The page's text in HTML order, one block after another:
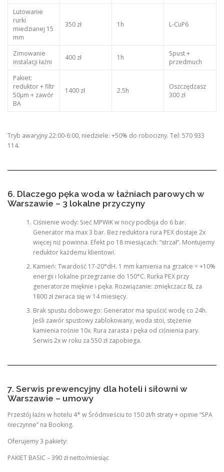
Lutowanie
rurki
miedzianej 15
mm
350 zł 1h L-CuP6
Zimowanie
instalacji łaźni
400 zł 1h
Spust +
przedmuch
Pakiet:
reduktor + filtr
50μm + zawór
BA
1400 zł 2.5h
Oszczędzasz
300 zł
Tryb awaryjny 22:00-6:00, niedziele: +50% do robocizny. Tel: 570 933
114.
6. Dlaczego pęka woda w łaźniach parowych w
Warszawie – 3 lokalne przyczyny
Ciśnienie wody: Sieć MPWiK w nocy podbija do 6 bar.
Generator ma max 3 bar. Bez reduktora rura PEX dostaje 2x
więcej niż powinna. Efekt po 18 miesiącach: “strzał”. Montujemy
reduktor każdemu klientowi.
Kamień: Twardość 17-20°dH. 1 mm kamienia na grzałce = +10%
energii i lokalne przegrzanie do 150°C. Rurka PEX przy
generatorze mięknie i pęka. Rozwiązanie: zmiękczacz 8L za
1800 zł zwraca się w 14 miesięcy.
Brak spustu dobowego: Generator ma spuścić wodę co 24h.
Jeśli zawór spustowy zablokowany, woda stoi, stężenie
kamienia rośnie 10x. Rura zarasta i pęka od ciśnienia pary.
Serwis 2x w roku za 550 zł zapobiega.
7. Serwis prewencyjny dla hoteli i siłowni w
Warszawie – umowy
Przestój łaźni w hotelu 4* w Śródmieściu to 150 zł/h straty + opinie “SPA
nieczynne” na Booking.
Oferujemy 3 pakiety:
PAKIET BASIC – 390 zł netto/miesiąc